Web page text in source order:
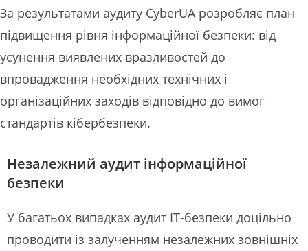
За результатами аудиту CyberUA розробляє план
підвищення рівня інформаційної безпеки: від
усунення виявлених вразливостей до
впровадження необхідних технічних і
організаційних заходів відповідно до вимог
стандартів кібербезпеки.
Незалежний аудит інформаційної
безпеки
У багатьох випадках аудит ІТ-безпеки доцільно
проводити із залученням незалежних зовнішніх